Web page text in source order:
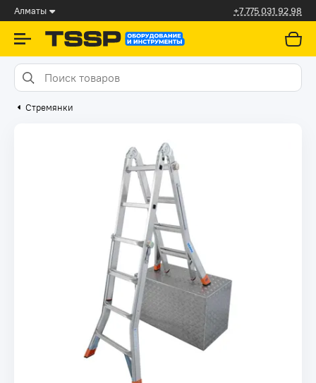
Алматы +7 775 031 92 98
Стремянки